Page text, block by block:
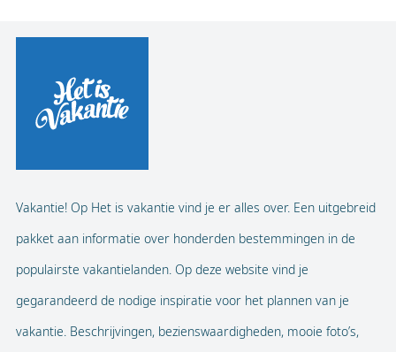
Vakantie! Op Het is vakantie vind je er alles over. Een uitgebreid
pakket aan informatie over honderden bestemmingen in de
populairste vakantielanden. Op deze website vind je
gegarandeerd de nodige inspiratie voor het plannen van je
vakantie. Beschrijvingen, bezienswaardigheden, mooie foto’s,